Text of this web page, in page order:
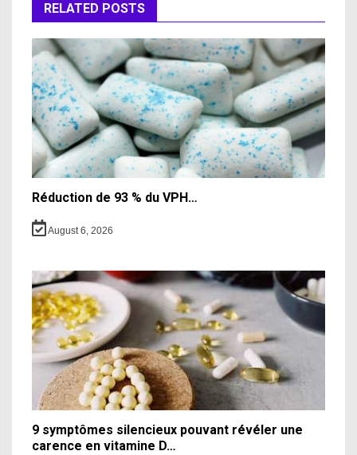
RELATED POSTS
Réduction de 93 % du VPH…
August 6, 2026
9 symptômes silencieux pouvant révéler une
carence en vitamine D…